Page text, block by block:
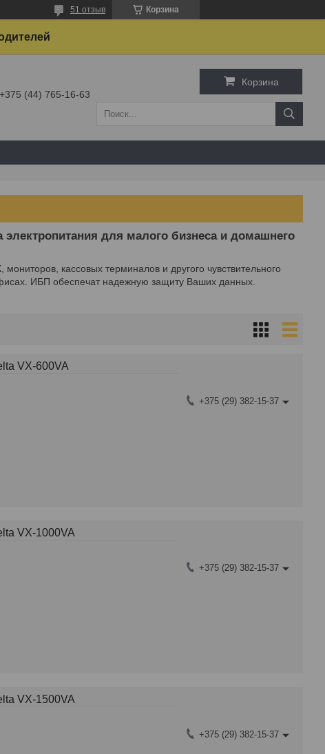
Корзина
51 отзыв
+375 (44) 765-16-63
Корзина
для малого бизнеса и домашнего
кассовых терминалов и другого чувствительного
ИБП обеспечат надежную защиту Ваших данных.
+375 (29) 382-15-37
VX-600VA
+375 (29) 382-15-37
VX-1000VA
+375 (29) 382-15-37
VX-1500VA